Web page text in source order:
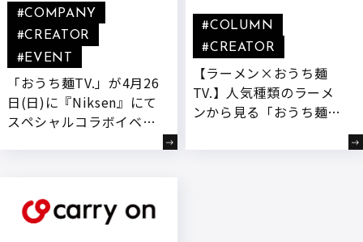
「おうち麺TV.」が4月26
日(日)に『Niksen』にて
スペシャルコラボイベン
#COMPANY
#CREATOR
#EVENT
【ラーメン×おうち麺
TV.】人気種類のラーメ
ンから見る「おうち麺
#COLUMN
#CREATOR